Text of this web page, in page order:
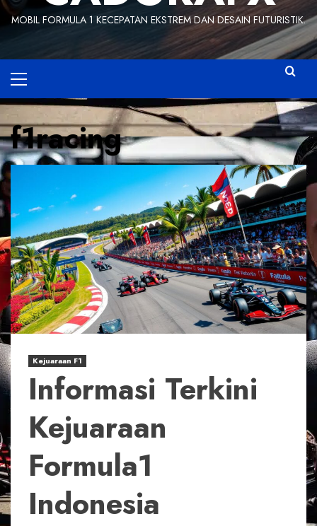
MOBIL FORMULA 1 KECEPATAN EKSTREM DAN DESAIN FUTURISTIK.
Menu
f1racing
Kejuaraan F1
Informasi Terkini
Kejuaraan
Formula1
Indonesia